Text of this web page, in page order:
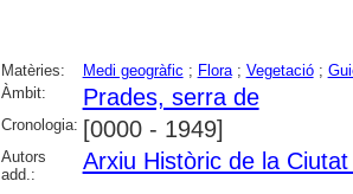
Matèries: Medi geogràfic ; Flora; Vegetació;
Àmbit:
Prades, serra de
Cronologia: [0000 - 1949]
Autors
add.:
Arxiu Històric de la